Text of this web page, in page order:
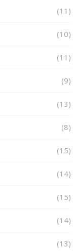
(11)
(10)
(11)
(9)
(13)
(8)
(15)
(14)
(15)
(14)
(13)